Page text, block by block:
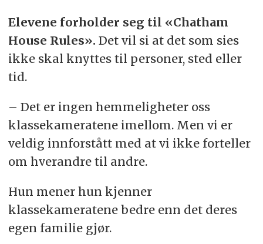
Elevene forholder seg til «Chatham
House Rules». Det vil si at det som sies
ikke skal knyttes til personer, sted eller
tid.
– Det er ingen hemmeligheter oss
klassekameratene imellom. Men vi er
veldig innforstått med at vi ikke forteller
om hverandre til andre.
Hun mener hun kjenner
klassekameratene bedre enn det deres
egen familie gjør.